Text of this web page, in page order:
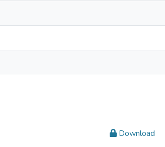
Download